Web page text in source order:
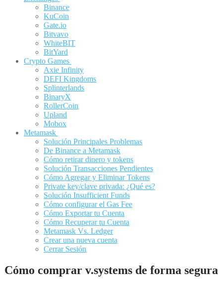
Binance
KuCoin
Gate.io
Bitvavo
WhiteBIT
BitYard
Crypto Games
Axie Infinity
DEFI Kingdoms
Splinterlands
BinaryX
RollerCoin
Upland
Mobox
Metamask
Solución Principales Problemas
De Binance a Metamask
Cómo retirar dinero y tokens
Solución Transacciones Pendientes
Cómo Agregar y Eliminar Tokens
Private key/clave privada: ¿Qué es?
Solución Insufficient Funds
Cómo configurar el Gas Fee
Cómo Exportar tu Cuenta
Cómo Recuperar tu Cuenta
Metamask Vs. Ledger
Crear una nueva cuenta
Cerrar Sesión
Cómo comprar v.systems de forma segura